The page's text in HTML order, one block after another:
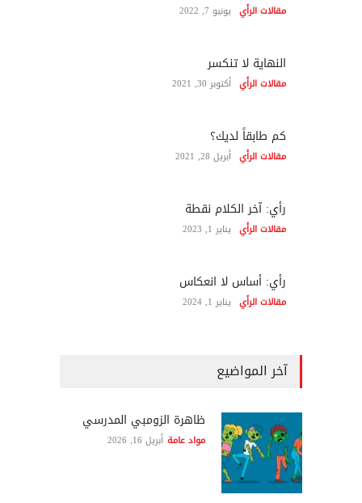
مقالات الرأي يونيو 7, 2022
النهاية لا تنكسر
مقالات الرأي أكتوبر 30, 2021
كم طابقاً لديك؟
مقالات الرأي أبريل 28, 2021
رأي: آخر الكلام نقطة
مقالات الرأي يناير 1, 2023
رأي: أساس لا انعكاس
مقالات الرأي يناير 1, 2024
آخر المواضيع
ظاهرة الزومبي المدرسي
مواد عامة أبريل 16, 2026